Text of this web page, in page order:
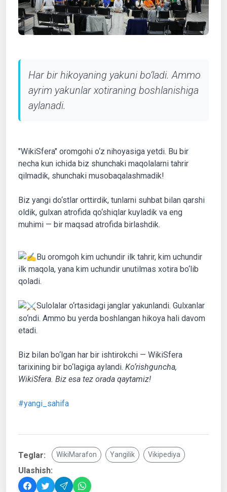
Har bir hikoyaning yakuni bo‘ladi. Ammo
ayrim yakunlar xotiraning boshlanishiga
aylanadi.
"WikiSfera" oromgohi o‘z nihoyasiga yetdi. Bu bir
necha kun ichida biz shunchaki maqolalarni tahrir
qilmadik, shunchaki musobaqalashmadik!
Biz yangi do‘stlar orttirdik, tunlarni suhbat bilan qarshi
oldik, gulxan atrofida qo‘shiqlar kuyladik va eng
muhimi — bir maqsad atrofida birlashdik.
Bu oromgoh kim uchundir ilk tahrir, kim uchundir
ilk maqola, yana kim uchundir unutilmas xotira bo‘lib
qoladi.
Sulolalar o‘rtasidagi janglar yakunlandi. Gulxanlar
so‘ndi. Ammo bu yerda boshlangan hikoya hali davom
etadi.
Biz bilan bo‘lgan har bir ishtirokchi — WikiSfera
tarixining bir bo‘lagiga aylandi. Ko‘rishguncha,
WikiSfera. Biz esa tez orada qaytamiz!
#yangi_sahifa
Teglar: WikiMarafon Yangilik Vikipediya
Ulashish: